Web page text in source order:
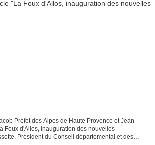
Préfet des Alpes de Haute Provence et Jean
Président du Conseil départemental et des